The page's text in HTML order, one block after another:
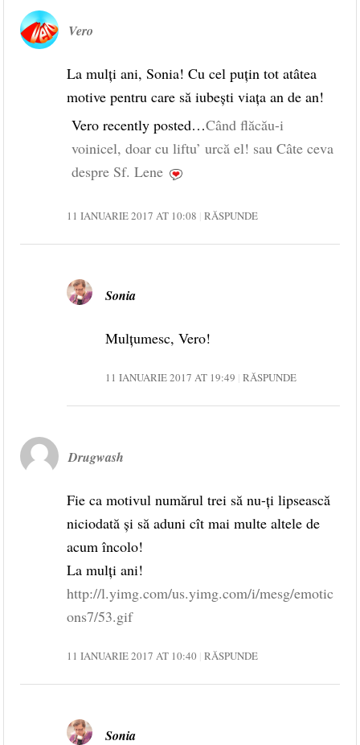
Vero
La mulţi ani, Sonia! Cu cel puţin tot atâtea
motive pentru care să iubeşti viaţa an de an!
Vero recently posted…Când flăcău-i
voinicel, doar cu liftu’ urcă el! sau Câte ceva
despre Sf. Lene
11 IANUARIE 2017 AT 10:08 RĂSPUNDE
Sonia
Mulțumesc, Vero!
11 IANUARIE 2017 AT 19:49 RĂSPUNDE
Drugwash
Fie ca motivul numărul trei să nu-ţi lipsească
niciodată şi să aduni cît mai multe altele de
acum încolo!
La mulţi ani!
http://l.yimg.com/us.yimg.com/i/mesg/emotic
ons7/53.gif
11 IANUARIE 2017 AT 10:40 RĂSPUNDE
Sonia